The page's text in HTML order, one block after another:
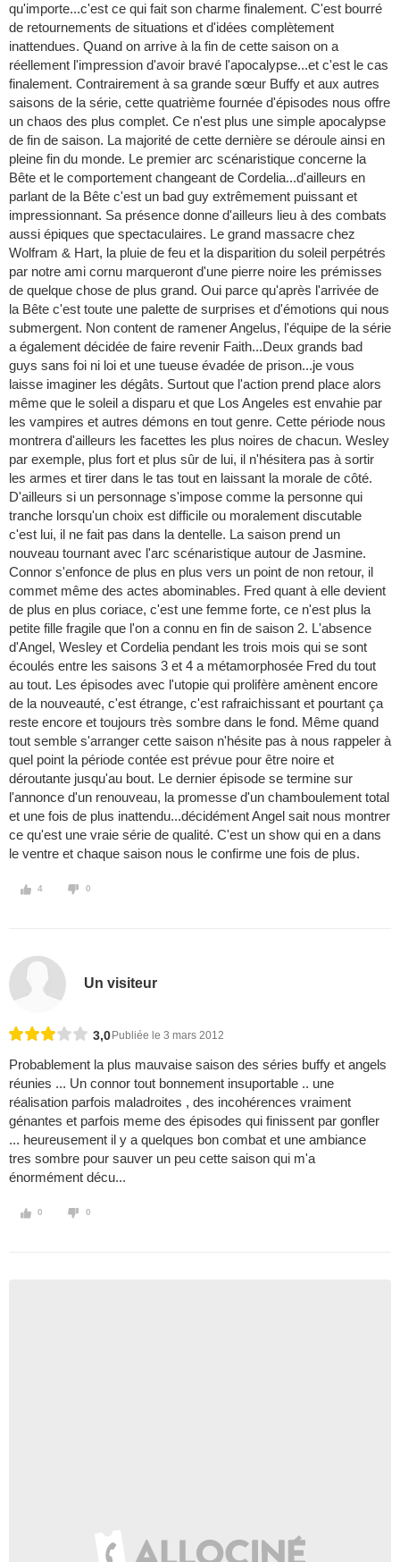
qu'importe...c'est ce qui fait son charme finalement. C'est bourré
de retournements de situations et d'idées complètement
inattendues. Quand on arrive à la fin de cette saison on a
réellement l'impression d'avoir bravé l'apocalypse...et c'est le cas
finalement. Contrairement à sa grande sœur Buffy et aux autres
saisons de la série, cette quatrième fournée d'épisodes nous offre
un chaos des plus complet. Ce n'est plus une simple apocalypse
de fin de saison. La majorité de cette dernière se déroule ainsi en
pleine fin du monde. Le premier arc scénaristique concerne la
Bête et le comportement changeant de Cordelia...d'ailleurs en
parlant de la Bête c'est un bad guy extrêmement puissant et
impressionnant. Sa présence donne d'ailleurs lieu à des combats
aussi épiques que spectaculaires. Le grand massacre chez
Wolfram & Hart, la pluie de feu et la disparition du soleil perpétrés
par notre ami cornu marqueront d'une pierre noire les prémisses
de quelque chose de plus grand. Oui parce qu'après l'arrivée de
la Bête c'est toute une palette de surprises et d'émotions qui nous
submergent. Non content de ramener Angelus, l'équipe de la série
a également décidée de faire revenir Faith...Deux grands bad
guys sans foi ni loi et une tueuse évadée de prison...je vous
laisse imaginer les dégâts. Surtout que l'action prend place alors
même que le soleil a disparu et que Los Angeles est envahie par
les vampires et autres démons en tout genre. Cette période nous
montrera d'ailleurs les facettes les plus noires de chacun. Wesley
par exemple, plus fort et plus sûr de lui, il n'hésitera pas à sortir
les armes et tirer dans le tas tout en laissant la morale de côté.
D'ailleurs si un personnage s'impose comme la personne qui
tranche lorsqu'un choix est difficile ou moralement discutable
c'est lui, il ne fait pas dans la dentelle. La saison prend un
nouveau tournant avec l'arc scénaristique autour de Jasmine.
Connor s'enfonce de plus en plus vers un point de non retour, il
commet même des actes abominables. Fred quant à elle devient
de plus en plus coriace, c'est une femme forte, ce n'est plus la
petite fille fragile que l'on a connu en fin de saison 2. L'absence
d'Angel, Wesley et Cordelia pendant les trois mois qui se sont
écoulés entre les saisons 3 et 4 a métamorphosée Fred du tout
au tout. Les épisodes avec l'utopie qui prolifère amènent encore
de la nouveauté, c'est étrange, c'est rafraichissant et pourtant ça
reste encore et toujours très sombre dans le fond. Même quand
tout semble s'arranger cette saison n'hésite pas à nous rappeler à
quel point la période contée est prévue pour être noire et
déroutante jusqu'au bout. Le dernier épisode se termine sur
l'annonce d'un renouveau, la promesse d'un chamboulement total
et une fois de plus inattendu...décidément Angel sait nous montrer
ce qu'est une vraie série de qualité. C'est un show qui en a dans
le ventre et chaque saison nous le confirme une fois de plus.
4 0
Un visiteur
3,0 Publiée le 3 mars 2012
Probablement la plus mauvaise saison des séries buffy et angels
réunies ... Un connor tout bonnement insuportable .. une
réalisation parfois maladroites , des incohérences vraiment
génantes et parfois meme des épisodes qui finissent par gonfler
... heureusement il y a quelques bon combat et une ambiance
tres sombre pour sauver un peu cette saison qui m'a
énormément décu...
0 0